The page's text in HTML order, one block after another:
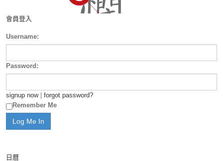
會員登入
Username:
Password:
signup now| forgot password?
Remember Me
日曆